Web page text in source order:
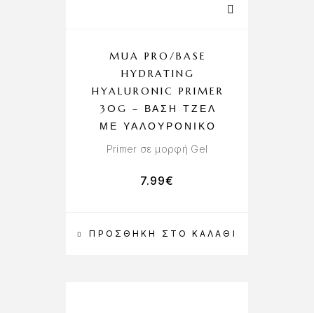
ΠΡΟΣΘΉΚΗ ΣΤΟ ΚΑΛΆΘΙ
MUA PRO/BASE
HYDRATING
HYALURONIC PRIMER
30G – ΒΆΣΗ ΤΖΕΛ
ΜΕ ΥΑΛΟΥΡΟΝΙΚΌ
Primer σε μορφή Gel
7.99€